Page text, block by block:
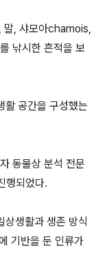
말, 샤모아chamois,
낚시한 흔적을 보
활 공간을 구성했는
동물상 분석 전문
행되었다.
상생활과 생존 방식
기반을 둔 인류가